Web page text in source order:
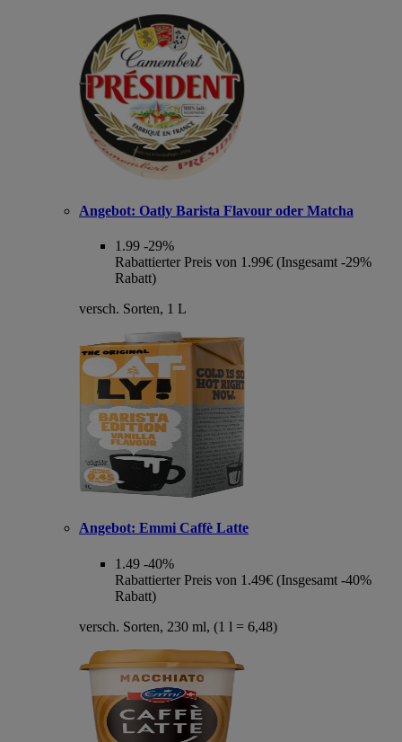
Angebot: Oatly Barista Flavour oder Matcha
1.99 -29%
Rabattierter Preis von 1.99€ (Insgesamt -29%
Rabatt)
versch. Sorten, 1 L
Angebot: Emmi Caffè Latte
1.49 -40%
Rabattierter Preis von 1.49€ (Insgesamt -40%
Rabatt)
versch. Sorten, 230 ml, (1 l = 6,48)